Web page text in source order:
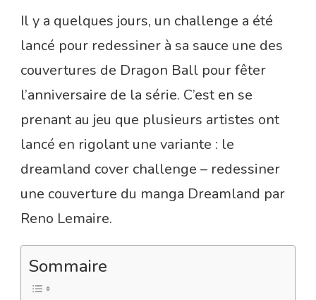
Il y a quelques jours, un challenge a été
lancé pour redessiner à sa sauce une des
couvertures de Dragon Ball pour fêter
l’anniversaire de la série. C’est en se
prenant au jeu que plusieurs artistes ont
lancé en rigolant une variante : le
dreamland cover challenge – redessiner
une couverture du manga Dreamland par
Reno Lemaire.
Sommaire